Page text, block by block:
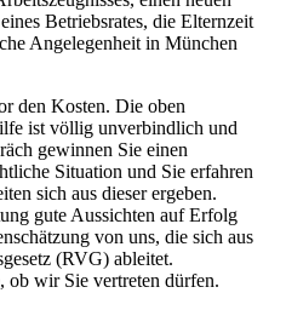
Betriebsrates, die Elternzeit
Angelegenheit in München
den Kosten. Die oben
ist völlig unverbindlich und
gewinnen Sie einen
Situation und Sie erfahren
sich aus dieser ergeben.
gute Aussichten auf Erfolg
von uns, die sich aus
(RVG) ableitet.
ob wir Sie vertreten dürfen.